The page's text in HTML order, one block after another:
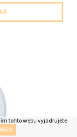
baleni velkost
tohto webu vyjadrujete